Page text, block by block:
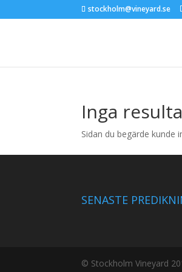
stockholm@vineyard.se
Inga
Sidan du begärde
SENASTE
© Stockholm Vineyard